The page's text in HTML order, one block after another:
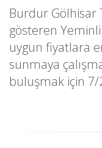
Burdur Gölhisar
gösteren
uygun fiyatlara
sunmaya
buluşmak için